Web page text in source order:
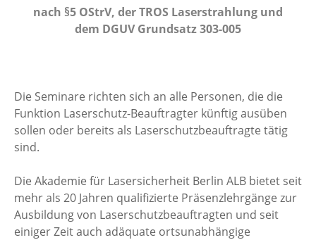
nach §5 OStrV, der TROS Laserstrahlung und
dem DGUV Grundsatz 303-005
Die Seminare richten sich an alle Personen, die die
Funktion Laserschutz-Beauftragter künftig ausüben
sollen oder bereits als Laserschutzbeauftragte tätig
sind.
Die Akademie für Lasersicherheit Berlin ALB bietet seit
mehr als 20 Jahren qualifizierte Präsenzlehrgänge zur
Ausbildung von Laserschutzbeauftragten und seit
einiger Zeit auch adäquate ortsunabhängige